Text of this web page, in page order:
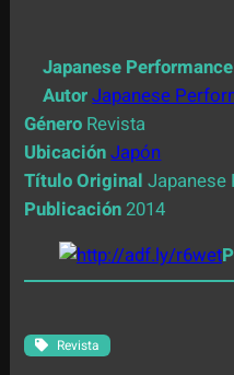
Japanese
AutorJapanese
Género Revista
UbicaciónJapón
Título Original
Publicación 2014
Revista